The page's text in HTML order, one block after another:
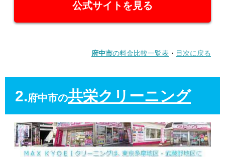
公式サイトを見る
府中市の料金比較一覧表 ・ 目次に戻る
2.府中市の共栄クリーニング